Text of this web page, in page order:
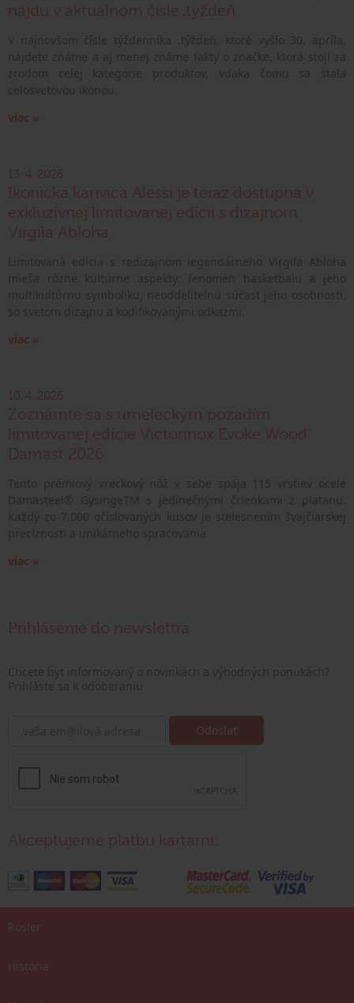
nájdu v aktuálnom čísle .týždeň
viac »
13. 4. 2026
Ikonická kanvica Alessi je teraz dostupná v
exkluzívnej limitovanej edícii s dizajnom
Virgila Abloha
viac »
10. 4. 2026
Zoznámte sa s umeleckým pozadím
limitovanej edície Victorinox Evoke Wood
Damast 2026
viac »
Prihlásenie do newslettra
Akceptujeme platbu kartami:
Rosler
História